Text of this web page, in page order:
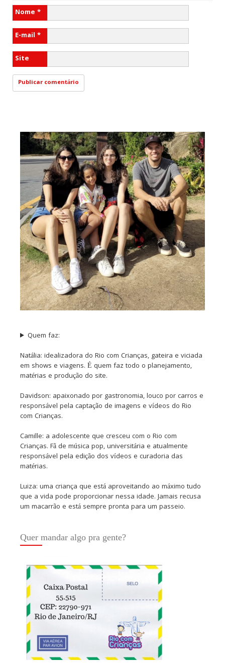
Nome *
E-mail *
Site
Quem faz:
Natália: idealizadora do Rio com Crianças, gateira e viciada
em shows e viagens. É quem faz todo o planejamento,
matérias e produção do site.
Davidson: apaixonado por gastronomia, louco por carros e
responsável pela captação de imagens e vídeos do Rio
com Crianças.
Camille: a adolescente que cresceu com o Rio com
Crianças. Fã de música pop, universitária e atualmente
responsável pela edição dos vídeos e curadoria das
matérias.
Luiza: uma criança que está aproveitando ao máximo tudo
que a vida pode proporcionar nessa idade. Jamais recusa
um macarrão e está sempre pronta para um passeio.
Quer mandar algo pra gente?